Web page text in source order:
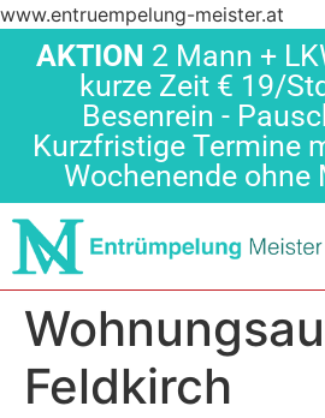
www.entruempelung-meister.at
AKTION 2 Mann +
kurze Zeit € 19/
Besenrein -
Kurzfristige Termine
Wochenende ohne
Feldkirch